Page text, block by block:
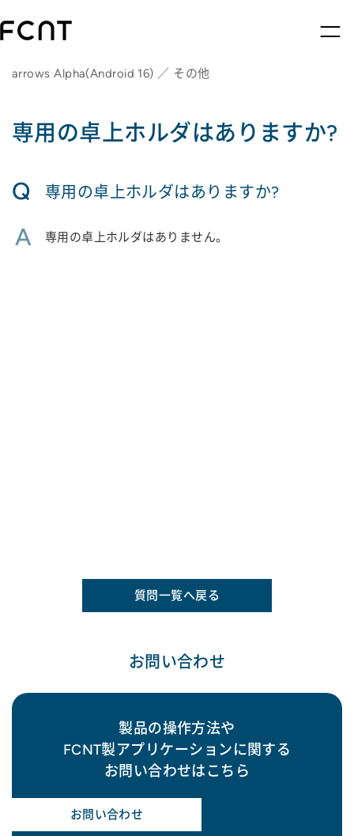
arrows Alpha(Android 16) ／ その他
専用の卓上ホルダはありますか?
Q 専用の卓上ホルダはありますか?
A 専用の卓上ホルダはありません。
質問一覧へ戻る
お問い合わせ
製品の操作方法や
FCNT製アプリケーションに関する
お問い合わせはこちら
お問い合わせ